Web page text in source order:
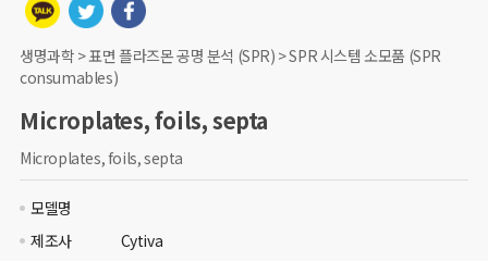
생명과학 > 표면 플라즈몬 공명 분석 (SPR) > SPR 시스템 소모품 (SPR
consumables)
Microplates, foils, septa
Microplates, foils, septa
모델명
제조사
Cytiva